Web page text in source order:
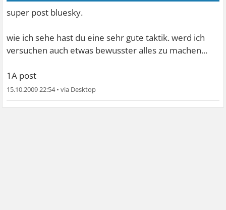
super post bluesky.
wie ich sehe hast du eine sehr gute taktik. werd ich
versuchen auch etwas bewusster alles zu machen...
1A post
15.10.2009 22:54•